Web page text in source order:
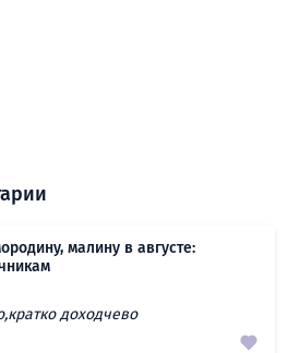
малину в августе:
доходчево